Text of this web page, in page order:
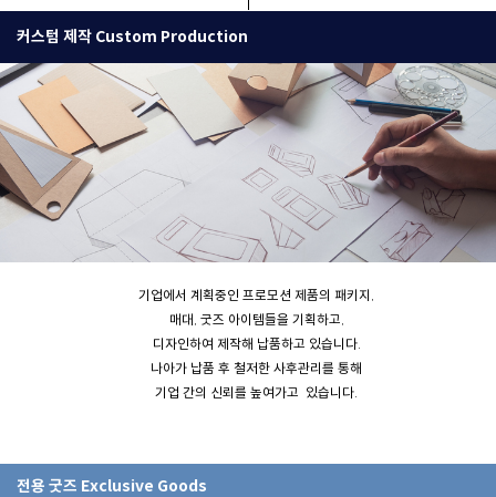
커스텀 제작 Custom Production
기업에서 계획중인 프로모션 제품의 패키지,
매대, 굿즈 아이템들을 기획하고,
디자인하여 제작해 납품하고 있습니다.
나아가 납품 후 철저한 사후관리를 통해
기업 간의 신뢰를 높여가고 있습니다.
전용 굿즈 Exclusive Goods